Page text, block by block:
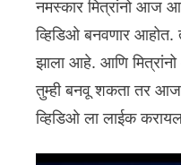
नमस्कार मित्रांनो आज
व्हिडिओ बनवणार
झाला आहे. आणि
तुम्ही बनवू शकता तर
व्हिडिओ ला लाईक